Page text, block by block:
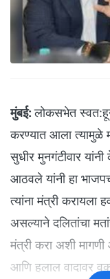
मुंबई: लोकसभेत
करण्यात आला त्यामुळे
सुधीर मुनगंटीवार
आठवले यांनी हा
त्यांना मंत्री करायला
असल्याने दलितांचा
मंत्री करा अशी
आणि हलाल वादावर